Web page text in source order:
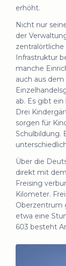
erhöht.
Nicht nur
der
Infrastruktur
manche
auch aus
ab. Es gibt
Drei
sorgen für
Schulbildung.
Über die
direkt mit
Freising
Kilometer.
Oberzentrum
etwa eine
603 besteht